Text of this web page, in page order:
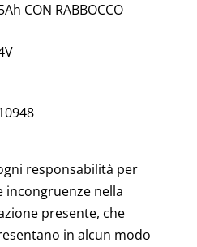
CON RABBOCCO
responsabilità per
nella
presente, che
in alcun modo